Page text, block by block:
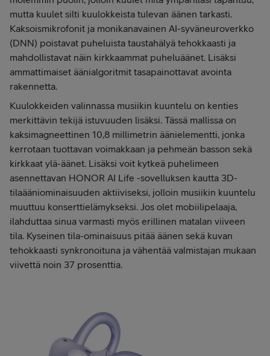
mutta kuulet silti kuulokkeista tulevan äänen tarkasti.
Kaksoismikrofonit ja monikanavainen AI-syväneuroverkko
(DNN) poistavat puheluista taustahälyä tehokkaasti ja
mahdollistavat näin kirkkaammat puheluäänet. Lisäksi
ammattimaiset äänialgoritmit tasapainottavat avointa
rakennetta.
Kuulokkeiden valinnassa musiikin kuuntelu on kenties
merkittävin tekijä istuvuuden lisäksi. Tässä mallissa on
kaksimagneettinen 10,8 millimetrin äänielementti, jonka
kerrotaan tuottavan voimakkaan ja pehmeän basson sekä
kirkkaat ylä-äänet. Lisäksi voit kytkeä puhelimeen
asennettavan HONOR AI Life -sovelluksen kautta 3D-
tilaääniominaisuuden aktiiviseksi, jolloin musiikin kuuntelu
muuttuu konserttielämykseksi. Jos olet mobiilipelaaja,
ilahduttaa sinua varmasti myös erillinen matalan viiveen
tila. Kyseinen tila-ominaisuus pitää äänen sekä kuvan
tehokkaasti synkronoituna ja vähentää valmistajan mukaan
viivettä noin 37 prosenttia.